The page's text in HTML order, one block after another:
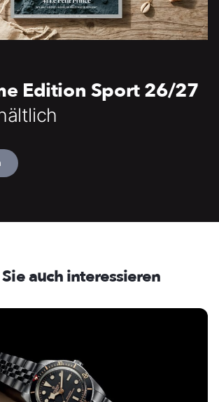
Edition Sport 26/27
auch interessieren